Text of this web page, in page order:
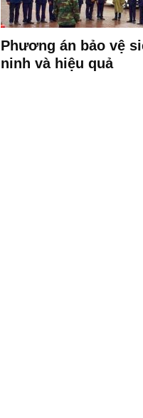
Phương án bảo vệ
ninh và hiệu quả